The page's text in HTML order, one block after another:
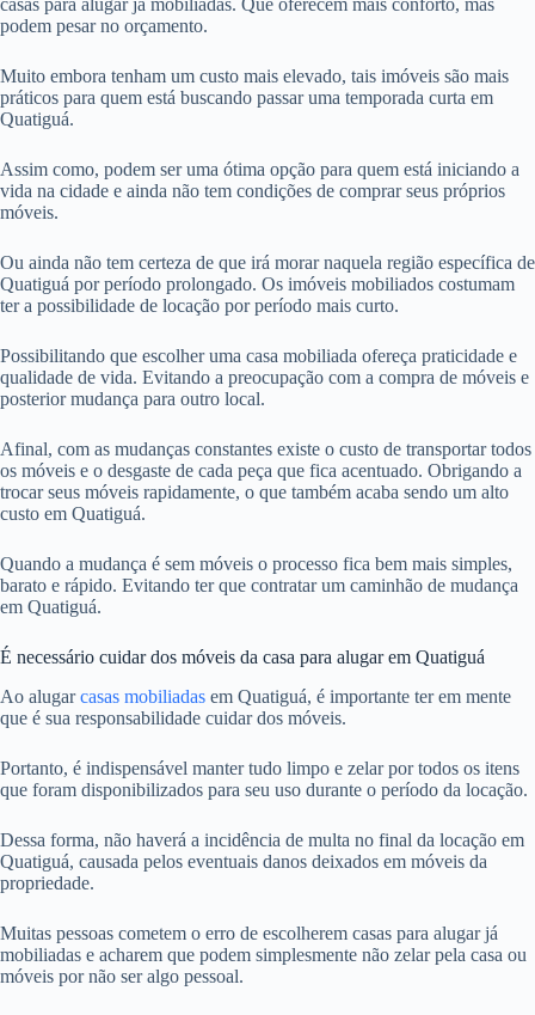
casas para alugar já mobiliadas. Que oferecem mais conforto, mas
podem pesar no orçamento.
Muito embora tenham um custo mais elevado, tais imóveis são mais
práticos para quem está buscando passar uma temporada curta em
Quatiguá.
Assim como, podem ser uma ótima opção para quem está iniciando a
vida na cidade e ainda não tem condições de comprar seus próprios
móveis.
Ou ainda não tem certeza de que irá morar naquela região específica de
Quatiguá por período prolongado. Os imóveis mobiliados costumam
ter a possibilidade de locação por período mais curto.
Possibilitando que escolher uma casa mobiliada ofereça praticidade e
qualidade de vida. Evitando a preocupação com a compra de móveis e
posterior mudança para outro local.
Afinal, com as mudanças constantes existe o custo de transportar todos
os móveis e o desgaste de cada peça que fica acentuado. Obrigando a
trocar seus móveis rapidamente, o que também acaba sendo um alto
custo em Quatiguá.
Quando a mudança é sem móveis o processo fica bem mais simples,
barato e rápido. Evitando ter que contratar um caminhão de mudança
em Quatiguá.
É necessário cuidar dos móveis da casa para alugar em Quatiguá
Ao alugarcasas mobiliadas em Quatiguá, é importante ter em mente
que é sua responsabilidade cuidar dos móveis.
Portanto, é indispensável manter tudo limpo e zelar por todos os itens
que foram disponibilizados para seu uso durante o período da locação.
Dessa forma, não haverá a incidência de multa no final da locação em
Quatiguá, causada pelos eventuais danos deixados em móveis da
propriedade.
Muitas pessoas cometem o erro de escolherem casas para alugar já
mobiliadas e acharem que podem simplesmente não zelar pela casa ou
móveis por não ser algo pessoal.